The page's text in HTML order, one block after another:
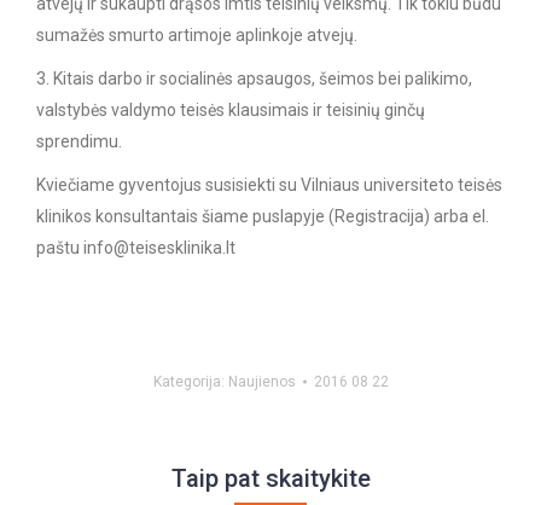
atvejų ir sukaupti drąsos imtis teisinių veiksmų. Tik tokiu būdu
sumažės smurto artimoje aplinkoje atvejų.
3. Kitais darbo ir socialinės apsaugos, šeimos bei palikimo,
valstybės valdymo teisės klausimais ir teisinių ginčų
sprendimu.
Kviečiame gyventojus susisiekti su Vilniaus universiteto teisės
klinikos konsultantais šiame puslapyje (Registracija) arba el.
paštu info@teisesklinika.lt
Kategorija: Naujienos 2016 08 22
Taip pat skaitykite